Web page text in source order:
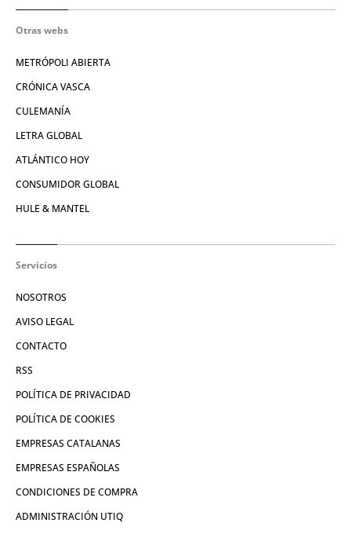
Otras webs
METRÓPOLI ABIERTA
CRÓNICA VASCA
CULEMANÍA
LETRA GLOBAL
ATLÁNTICO HOY
CONSUMIDOR GLOBAL
HULE & MANTEL
Servicios
NOSOTROS
AVISO LEGAL
CONTACTO
RSS
POLÍTICA DE PRIVACIDAD
POLÍTICA DE COOKIES
EMPRESAS CATALANAS
EMPRESAS ESPAÑOLAS
CONDICIONES DE COMPRA
ADMINISTRACIÓN UTIQ